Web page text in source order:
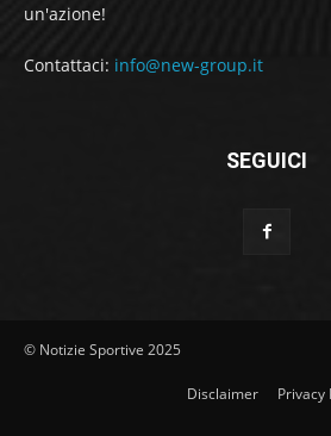
un'azione!
Contattaci: info@new-group.it
SEGUICI
© Notizie Sportive 2025
Disclaimer Privacy